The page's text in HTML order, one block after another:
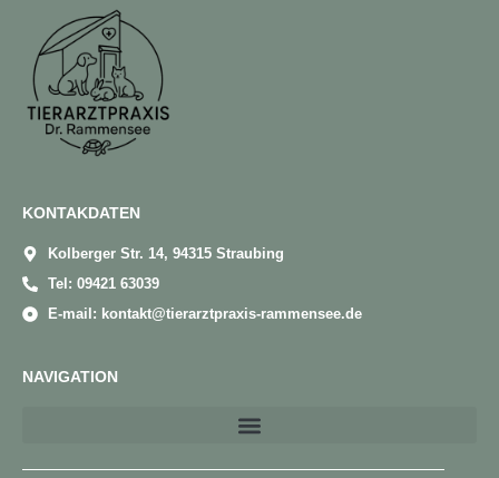
KONTAKDATEN
Kolberger Str. 14, 94315 Straubing
Tel: 09421 63039
E-mail: kontakt@tierarztpraxis-rammensee.de
NAVIGATION